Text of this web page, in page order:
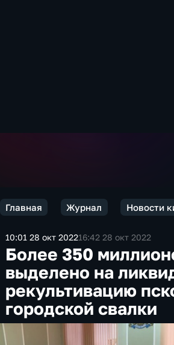
Главная Журнал Новости
10:01 28 окт 202216:42 28 окт 2022
Более 350
выделено на
рекультивацию
городской свалки